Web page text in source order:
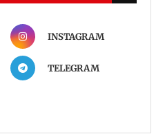
INSTAGRAM
TELEGRAM